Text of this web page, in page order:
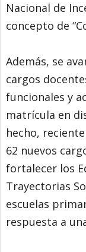
Nacional de
concepto de
Además, se
cargos
funcionales y
matrícula en
hecho,
62 nuevos
fortalecer los
Trayectorias
escuelas
respuesta a